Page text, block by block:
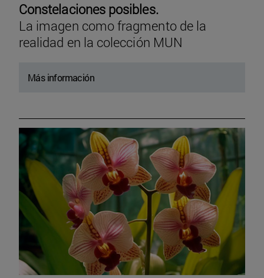
Constelaciones posibles.
La imagen como fragmento de la
realidad en la colección MUN
Más información